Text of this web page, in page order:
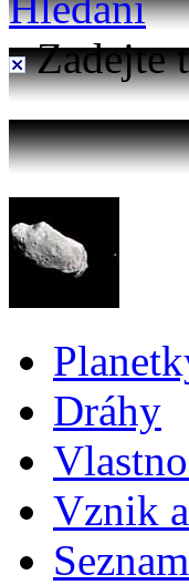
Zadejte
Dráhy
Vznik
Seznam